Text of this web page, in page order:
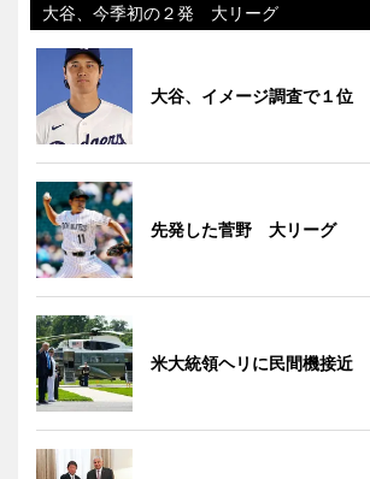
大谷、今季初の２発 大リーグ
大谷、イメージ調査で１位
先発した菅野 大リーグ
米大統領ヘリに民間機接近